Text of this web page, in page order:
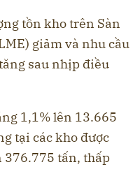
tồn kho trên Sàn
giảm và nhu cầu
sau nhịp điều
1,1% lên 13.665
tại các kho được
376.775 tấn, thấp